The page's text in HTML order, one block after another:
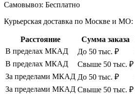
Самовывоз: Бесплатно
Курьерская доставка по Москве и МО:
Расстояние Сумма заказа
В пределах МКАД
До 50 тыс. ₽
В пределах МКАД
Свыше 50 тыс. ₽
За пределами МКАД До 50 тыс. ₽
За пределами МКАД Свыше 50 тыс. ₽